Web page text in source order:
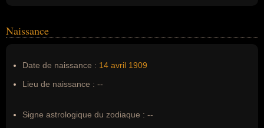
Nom de famille :Drucker
Naissance
Date de naissance : 14 avril 1909
Lieu de naissance : --
Signe astrologique du zodiaque : --